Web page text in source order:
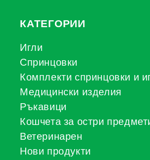
КАТЕГОРИИ
Игли
Спринцовки
Комплекти спринцовки и
Медицински изделия
Ръкавици
Кошчета за остри
Ветеринарен
Нови продукти